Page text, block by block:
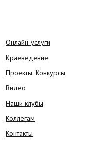
Онлайн-услуги
Краеведение
Проекты. Конкурсы
Видео
Наши клубы
Коллегам
Контакты